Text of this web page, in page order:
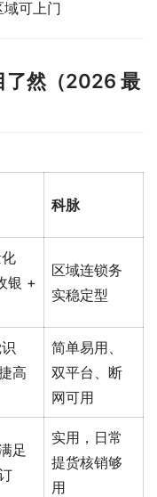
可上门
了然（2026 最
科脉
银 +
区域连锁务
实稳定型
高
简单易用、
双平台、断
网可用
足
实用，日常
提货核销够
用